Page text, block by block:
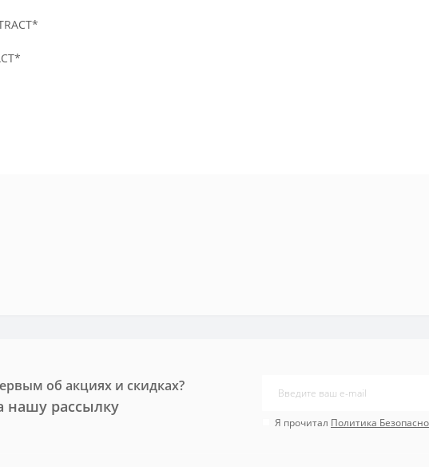
об акциях и скидках?
нашу рассылку
Я прочитал Политика